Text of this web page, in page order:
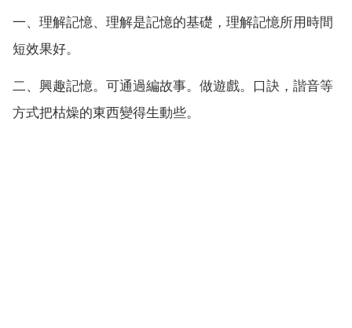
一、理解記憶、理解是記憶的基礎，理解記憶所用時間
短效果好。
二、興趣記憶。可通過編故事。做遊戲。口訣，諧音等
方式把枯燥的東西變得生動些。